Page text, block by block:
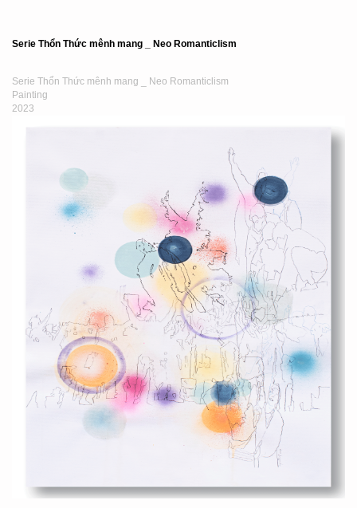
Serie Thổn Thức mênh mang _ Neo Romanticlism
Serie Thổn Thức mênh mang _ Neo Romanticlism
Painting
2023